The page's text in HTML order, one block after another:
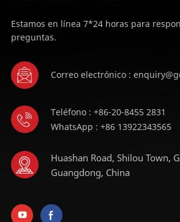
Estamos en línea 7*24 horas para
preguntas.
Correo electrónico :
Teléfono : +86-20-8455 2831
WhatsApp : +86 13922343565
Huashan Road, Shilou Town,
Guangdong, China